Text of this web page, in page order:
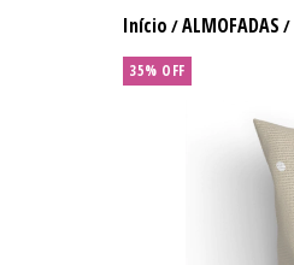
Início /ALMOFADAS /
35% OFF